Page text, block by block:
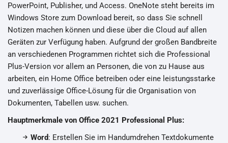
PowerPoint, Publisher, und Access. OneNote steht bereits im
Windows Store zum Download bereit, so dass Sie schnell
Notizen machen können und diese über die Cloud auf allen
Geräten zur Verfügung haben. Aufgrund der großen Bandbreite
an verschiedenen Programmen richtet sich die Professional
Plus-Version vor allem an Personen, die von zu Hause aus
arbeiten, ein Home Office betreiben oder eine leistungsstarke
und zuverlässige Office-Lösung für die Organisation von
Dokumenten, Tabellen usw. suchen.
Hauptmerkmale von Office 2021 Professional Plus:
Word: Erstellen Sie im Handumdrehen Textdokumente